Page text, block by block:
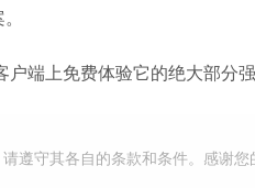
端上免费体验它的绝大部分
遵守其各自的条款和条件。感谢您